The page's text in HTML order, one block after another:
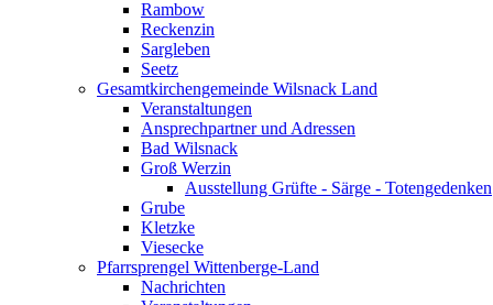
Rambow
Reckenzin
Sargleben
Seetz
Gesamtkirchengemeinde Wilsnack Land
Veranstaltungen
Ansprechpartner und Adressen
Bad Wilsnack
Groß Werzin
Ausstellung Grüfte - Särge - Totengedenken
Grube
Kletzke
Viesecke
Pfarrsprengel Wittenberge-Land
Nachrichten